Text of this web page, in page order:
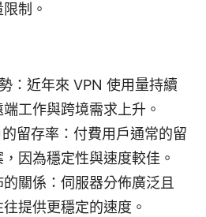
制。
：近年來 VPN 使用量持續
工作與跨境需求上升。
留存率：付費用戶通常的留
因為穩定性與速度較佳。
關係：伺服器分佈廣泛且
提供更穩定的速度。